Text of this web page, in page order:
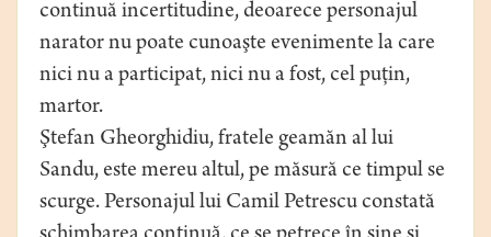
continuă incertitudine, deoarece personajul
narator nu poate cunoaşte evenimente la care
nici nu a participat, nici nu a fost, cel puţin,
martor.
Ştefan Gheorghidiu, fratele geamăn al lui
Sandu, este mereu altul, pe măsură ce timpul se
scurge. Personajul lui Camil Petrescu constată